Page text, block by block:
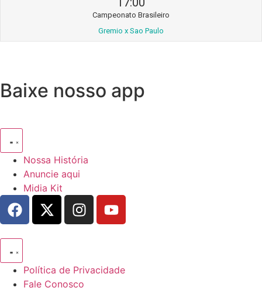
Campeonato Brasileiro
Gremio x Sao Paulo
Baixe nosso app
Nossa História
Anuncie aqui
Midia Kit
Política de Privacidade
Fale Conosco